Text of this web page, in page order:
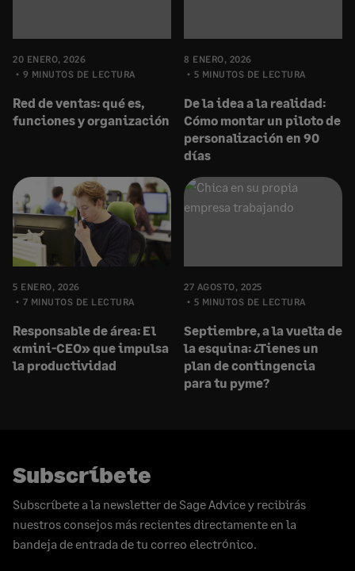
20 ENERO, 2026
9 MINUTOS DE LECTURA
Red de ventas: qué es,
funciones y organización
8 ENERO, 2026
5 MINUTOS DE LECTURA
De la idea a la realidad:
Cómo montar un piloto de
personalización en 90
días
5 ENERO, 2026
7 MINUTOS DE LECTURA
Responsable de área: El
«mini-CEO» que impulsa
la productividad
27 AGOSTO, 2025
5 MINUTOS DE LECTURA
Septiembre, a la vuelta de
la esquina: ¿Tienes un
plan de contingencia
para tu pyme?
Subscríbete
Subscríbete a la newsletter de Sage Advice y recibirás
nuestros consejos más recientes directamente en la
bandeja de entrada de tu correo electrónico.